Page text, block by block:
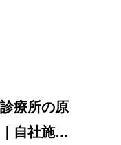
療所の原
自社施工